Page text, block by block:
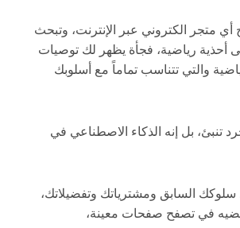
متجر الكتروني عبر الإنترنت، وتبحث
أحذية رياضية، فجأة يظهر لك توصيات
والتي تتناسب تماماً مع أسلوبك
تنبئ، بل إنه الذكاء الاصطناعي في
السابق ومشترياتك وتفضيلاتك،
في تصفح صفحات معينة،